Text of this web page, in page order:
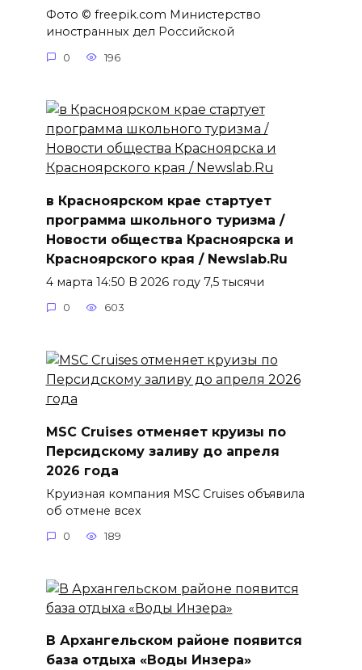
Фото © freepik.com Министерство
иностранных дел Российской
0 196
в Красноярском крае стартует
программа школьного туризма /
Новости общества Красноярска и
Красноярского края / Newslab.Ru
4 марта 14:50 В 2026 году 7,5 тысячи
0 603
MSC Cruises отменяет круизы по
Персидскому заливу до апреля
2026 года
Круизная компания MSC Cruises объявила
об отмене всех
0 189
В Архангельском районе появится
база отдыха «Воды Инзера»